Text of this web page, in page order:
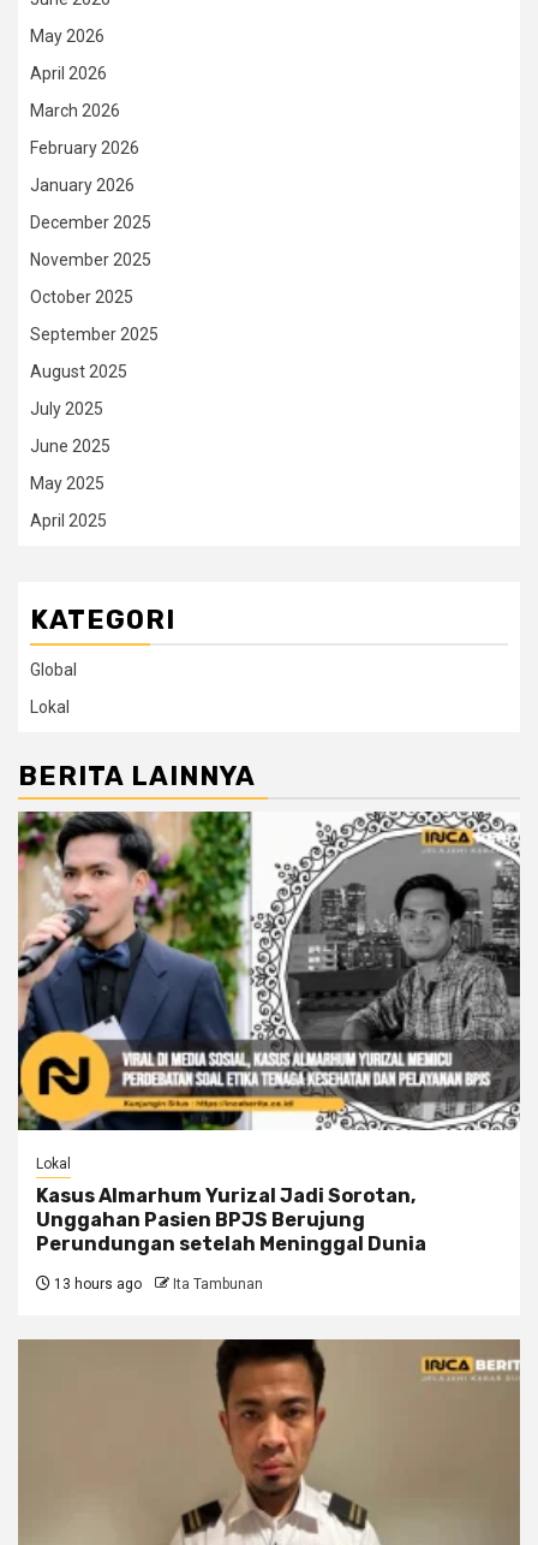
May 2026
April 2026
March 2026
February 2026
January 2026
December 2025
November 2025
October 2025
September 2025
August 2025
July 2025
June 2025
May 2025
April 2025
KATEGORI
Global
Lokal
BERITA LAINNYA
Lokal
Kasus Almarhum Yurizal Jadi Sorotan,
Unggahan Pasien BPJS Berujung
Perundungan setelah Meninggal Dunia
13 hours ago Ita Tambunan